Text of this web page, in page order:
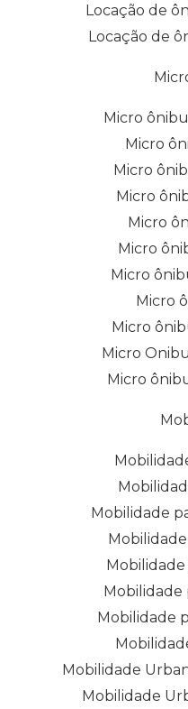
Locação de
Locação de
Micro
Micro
Micro
Micro
Micro
Micro
Micro
Micro
Micro
Micro
Micro
Mobilidade
Mobilidade
Mobilidade
Mobilidade
Mobilidade
Mobilidade